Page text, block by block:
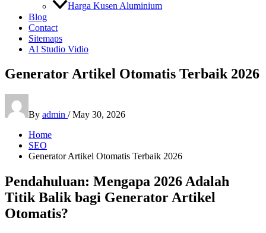
Harga Kusen Aluminium
Blog
Contact
Sitemaps
AI Studio Vidio
Generator Artikel Otomatis Terbaik 2026
By admin /May 30, 2026
Home
SEO
Generator Artikel Otomatis Terbaik 2026
Pendahuluan: Mengapa 2026 Adalah
Titik Balik bagi Generator Artikel
Otomatis?